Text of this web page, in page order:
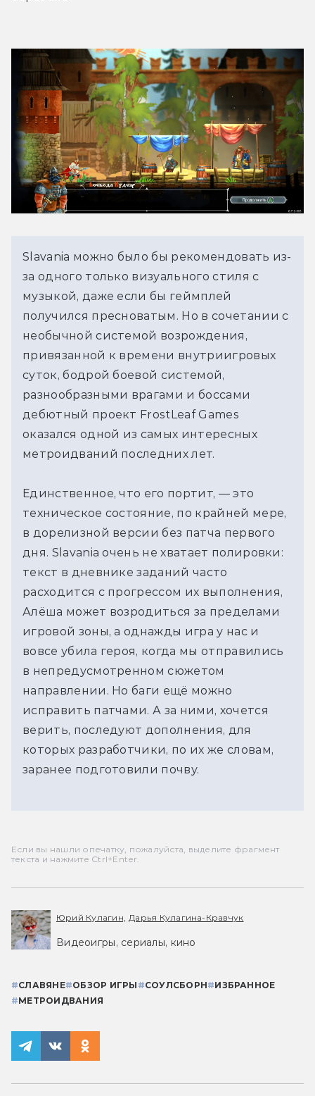
Slavania можно было бы рекомендовать из-
за одного только визуального стиля с
музыкой, даже если бы геймплей
получился пресноватым. Но в сочетании с
необычной системой возрождения,
привязанной к времени внутриигровых
суток, бодрой боевой системой,
разнообразными врагами и боссами
дебютный проект FrostLeaf Games
оказался одной из самых интересных
метроидваний последних лет.
Единственное, что его портит, — это
техническое состояние, по крайней мере,
в дорелизной версии без патча первого
дня. Slavania очень не хватает полировки:
текст в дневнике заданий часто
расходится с прогрессом их выполнения,
Алёша может возродиться за пределами
игровой зоны, а однажды игра у нас и
вовсе убила героя, когда мы отправились
в непредусмотренном сюжетом
направлении. Но баги ещё можно
исправить патчами. А за ними, хочется
верить, последуют дополнения, для
которых разработчики, по их же словам,
заранее подготовили почву.
Если вы нашли опечатку, пожалуйста, выделите фрагмент
текста и нажмите Ctrl+Enter.
Юрий Кулагин, Дарья Кулагина-Кравчук
Видеоигры, сериалы, кино
#СЛАВЯНЕ#ОБЗОР ИГРЫ #СОУЛСБОРН#ИЗБРАННОЕ
#МЕТРОИДВАНИЯ